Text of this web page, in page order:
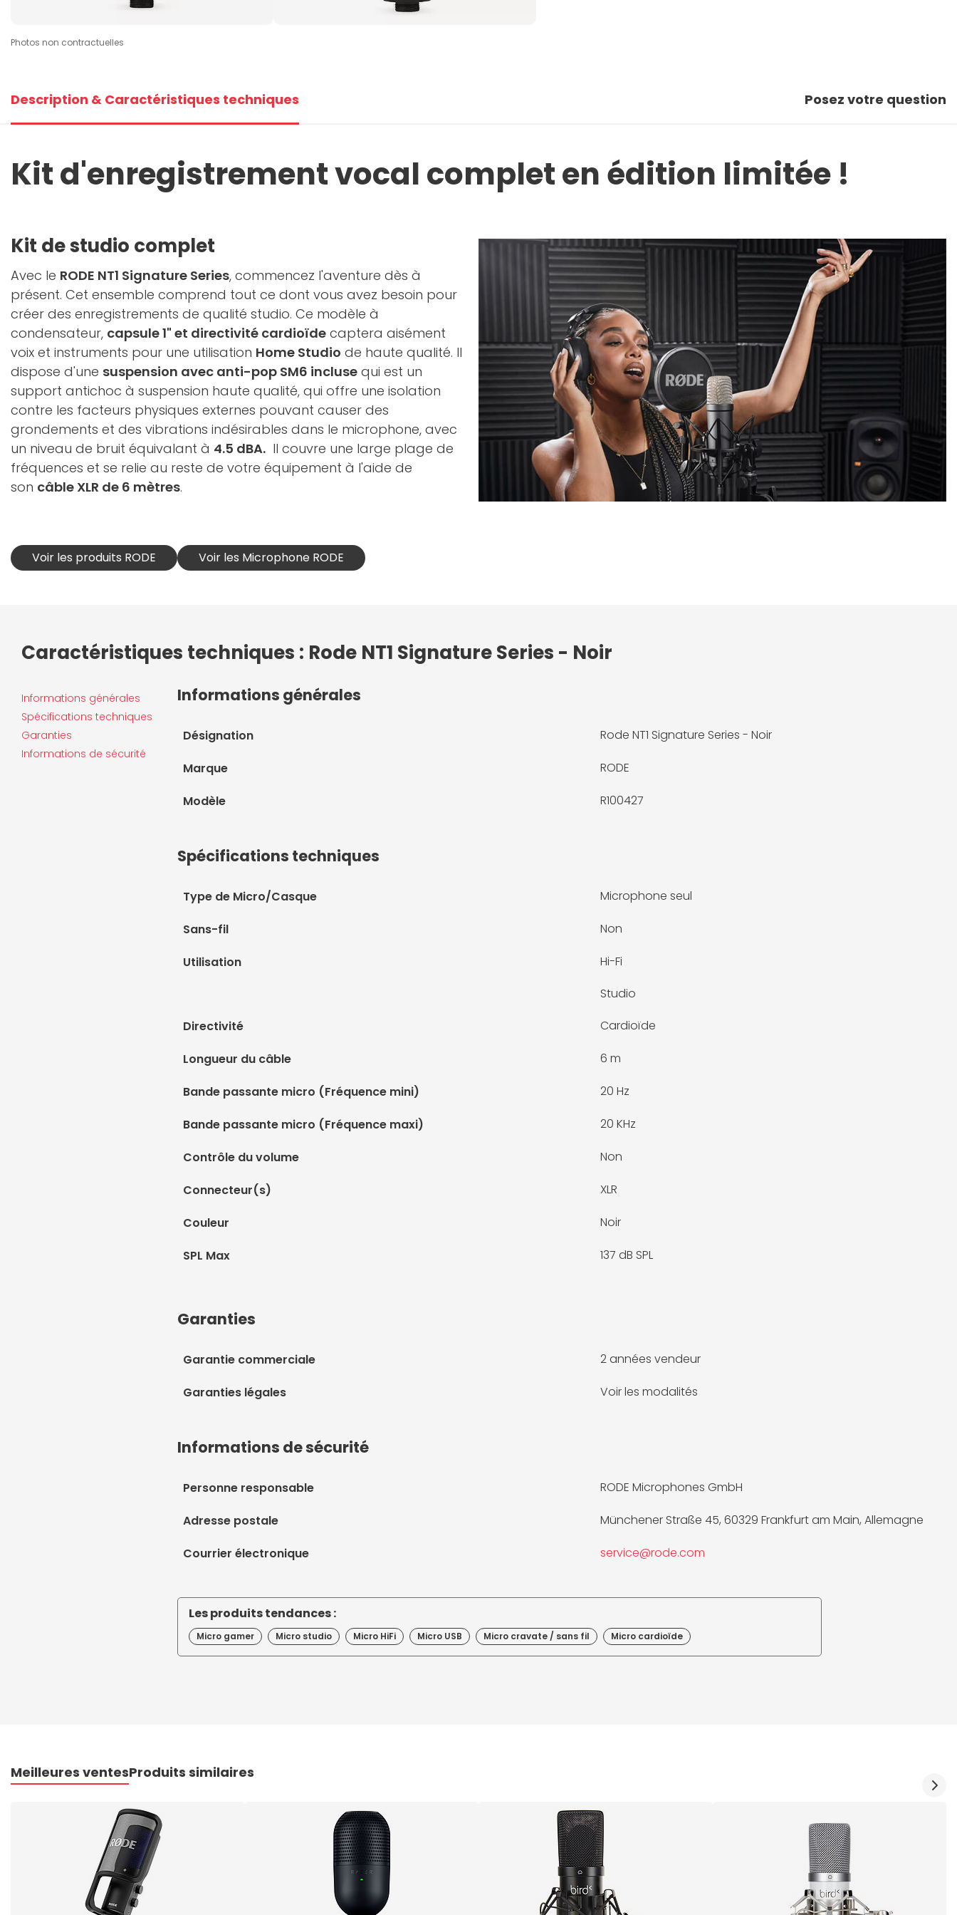
Photos non contractuelles
Description & Caractéristiques techniques Posez votre question
Kit d'enregistrement vocal complet en édition limitée !
Kit de studio complet
Avec le RODE NT1 Signature Series, commencez l'aventure dès à
présent. Cet ensemble comprend tout ce dont vous avez besoin pour
créer des enregistrements de qualité studio. Ce modèle à
condensateur, capsule 1" et directivité cardioïde captera aisément
voix et instruments pour une utilisation Home Studio de haute qualité. Il
dispose d'une suspension avec anti-pop SM6 incluse qui est un
support antichoc à suspension haute qualité, qui offre une isolation
contre les facteurs physiques externes pouvant causer des
grondements et des vibrations indésirables dans le microphone, avec
un niveau de bruit équivalant à 4.5 dBA. Il couvre une large plage de
fréquences et se relie au reste de votre équipement à l'aide de
son câble XLR de 6 mètres.
Voir les produits RODE Voir les Microphone RODE
Caractéristiques techniques : Rode NT1 Signature Series - Noir
Informations générales
Spécifications techniques
Garanties
Informations de sécurité
Informations générales
Désignation Rode NT1 Signature Series - Noir
Marque RODE
Modèle R100427
Spécifications techniques
Type de Micro/Casque Microphone seul
Sans-fil Non
Utilisation
Hi-Fi
Studio
Directivité
Cardioïde
Longueur du câble 6 m
Bande passante micro (Fréquence mini) 20 Hz
Bande passante micro (Fréquence maxi) 20 KHz
Contrôle du volume Non
Connecteur(s) XLR
Couleur Noir
SPL Max 137 dB SPL
Garanties
Garantie commerciale 2 années vendeur
Garanties légales Voir les modalités
Informations de sécurité
Personne responsable RODE Microphones GmbH
Adresse postale Münchener Straße 45, 60329 Frankfurt am Main, Allemagne
Courrier électronique service@rode.com
Les produits tendances :
Micro gamer Micro studio Micro HiFi Micro USB Micro cravate / sans fil Micro cardioïde
Meilleures ventesProduits similaires